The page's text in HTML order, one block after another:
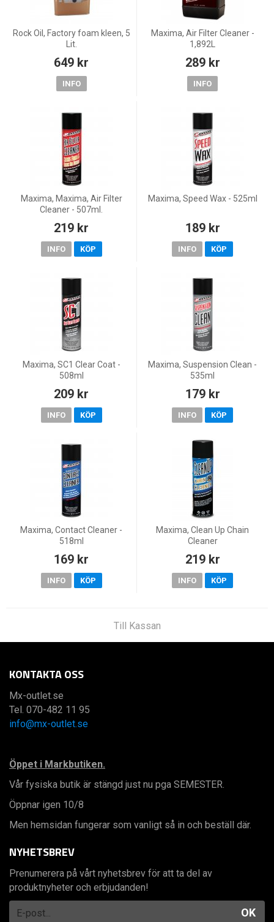
Rock Oil, Factory foam kleen, 5
Lit.
649 kr
INFO
Maxima, Air Filter Cleaner -
1,892L
289 kr
INFO
Maxima, Maxima, Air Filter
Cleaner - 507ml.
219 kr
INFO KÖP
Maxima, Speed Wax - 525ml
189 kr
INFO KÖP
Maxima, SC1 Clear Coat -
508ml
209 kr
INFO KÖP
Maxima, Suspension Clean -
535ml
179 kr
INFO KÖP
Maxima, Contact Cleaner -
518ml
169 kr
INFO KÖP
Maxima, Clean Up Chain
Cleaner
219 kr
INFO KÖP
Till Kassan
KONTAKTA OSS
Mx-outlet.se
Tel. 070-482 11 95
info@mx-outlet.se
Öppet i Markbutiken.
Vår fysiska butik är stängd just nu pga SEMESTER.
Öppnar igen 10/8
Men hemsidan fungerar som vanligt så in och beställ där.
NYHETSBREV
Prenumerera på vårt nyhetsbrev för att ta del av
produktnyheter och erbjudanden!
OK